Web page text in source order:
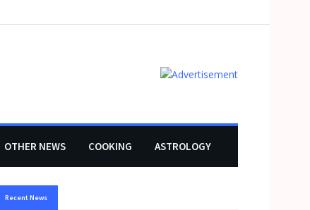
OTHER NEWS COOKING ASTROLOGY
Recent News